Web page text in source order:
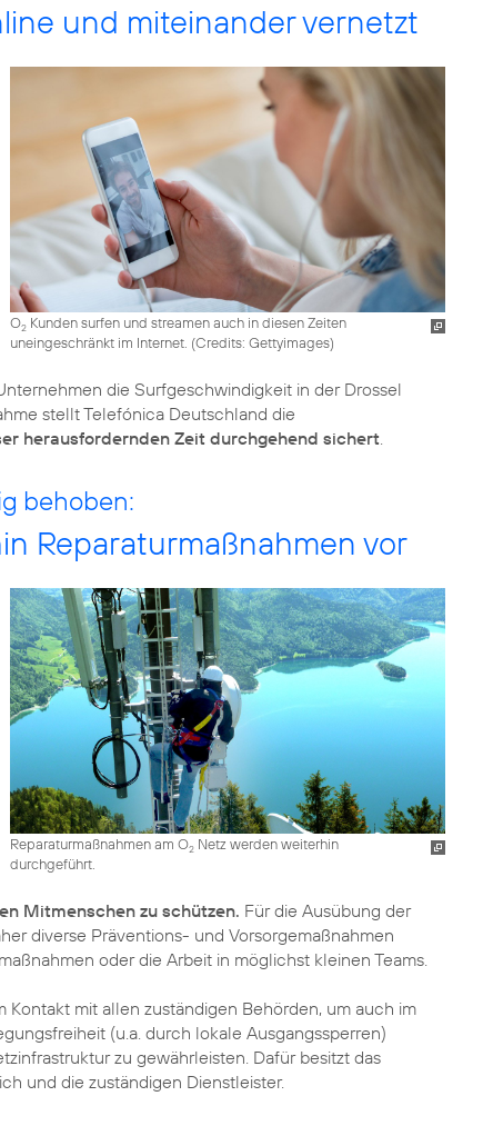
und miteinander vernetzt
O2Kunden surfen und streamen auch in diesen Zeiten
uneingeschränkt im Internet. (Credits: Gettyimages)
die Surfgeschwindigkeit in der Drossel
stellt Telefónica Deutschland die
herausfordernden Zeit durchgehend sichert.
behoben:
Reparaturmaßnahmen vor
Reparaturmaßnahmen am O2Netz werden weiterhin
durchgeführt.
Mitmenschen zu schützen. Für die Ausübung der
diverse Präventions- und Vorsorgemaßnahmen
oder die Arbeit in möglichst kleinen Teams.
mit allen zuständigen Behörden, um auch im
(u.a. durch lokale Ausgangssperren)
zu gewährleisten. Dafür besitzt das
und die zuständigen Dienstleister.